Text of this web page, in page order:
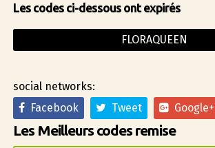
Les codes ci-dessous ont expirés
FLORAQUEEN
social networks:
Facebook
Tweet Google+
Les Meilleurs codes remise